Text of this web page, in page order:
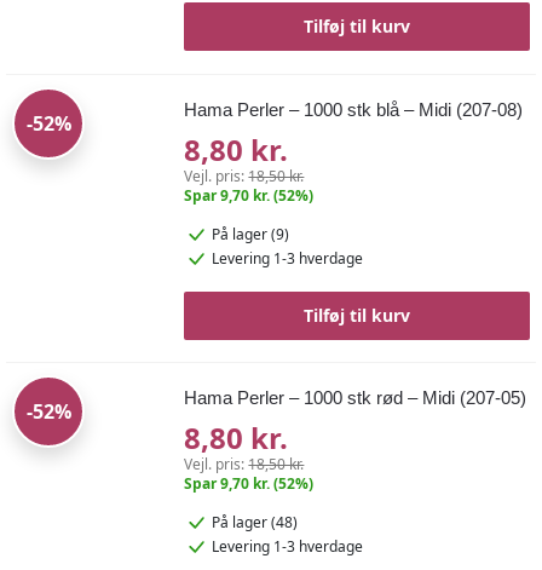
Tilføj til kurv
-52%
Hama Perler – 1000 stk blå – Midi (207-08)
8,80 kr.
Vejl. pris:18,50 kr.
Spar 9,70 kr. (52%)
På lager (9)
Levering 1-3 hverdage
Tilføj til kurv
-52%
Hama Perler – 1000 stk rød – Midi (207-05)
8,80 kr.
Vejl. pris:18,50 kr.
Spar 9,70 kr. (52%)
På lager (48)
Levering 1-3 hverdage